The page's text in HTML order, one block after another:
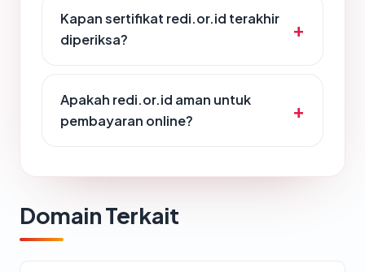
Kapan sertifikat redi.or.id terakhir
diperiksa?
Apakah redi.or.id aman untuk
pembayaran online?
Domain Terkait